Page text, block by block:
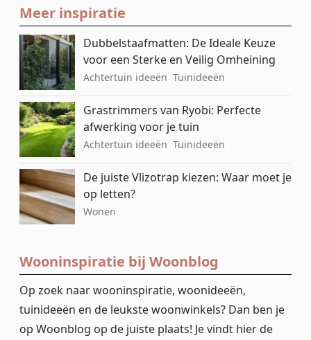
Meer inspiratie
Dubbelstaafmatten: De Ideale Keuze
voor een Sterke en Veilig Omheining
Achtertuin ideeën Tuinideeën
Grastrimmers van Ryobi: Perfecte
afwerking voor je tuin
Achtertuin ideeën Tuinideeën
De juiste Vlizotrap kiezen: Waar moet je
op letten?
Wonen
Wooninspiratie bij Woonblog
Op zoek naar wooninspiratie, woonideeën,
tuinideeën en de leukste woonwinkels? Dan ben je
op Woonblog op de juiste plaats! Je vindt hier de